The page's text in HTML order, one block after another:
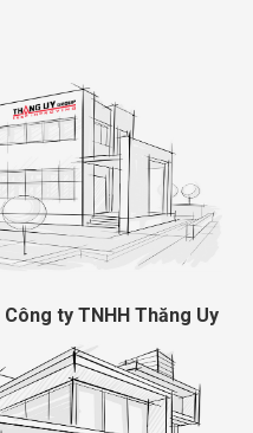
Công ty TNHH Thăng Uy